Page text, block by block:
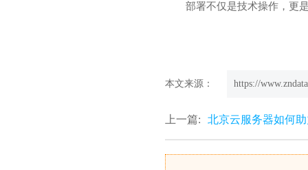
部署不仅是技术操作，更
本文来源： https://
上一篇: 北京云服务器如何